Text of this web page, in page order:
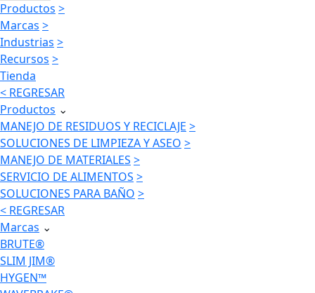
Productos >
Marcas >
Industrias >
Recursos >
Tienda
< REGRESAR
Productos ⌄
MANEJO DE RESIDUOS Y RECICLAJE >
SOLUCIONES DE LIMPIEZA Y ASEO >
MANEJO DE MATERIALES >
SERVICIO DE ALIMENTOS >
SOLUCIONES PARA BAÑO >
< REGRESAR
Marcas ⌄
BRUTE®
SLIM JIM®
HYGEN™